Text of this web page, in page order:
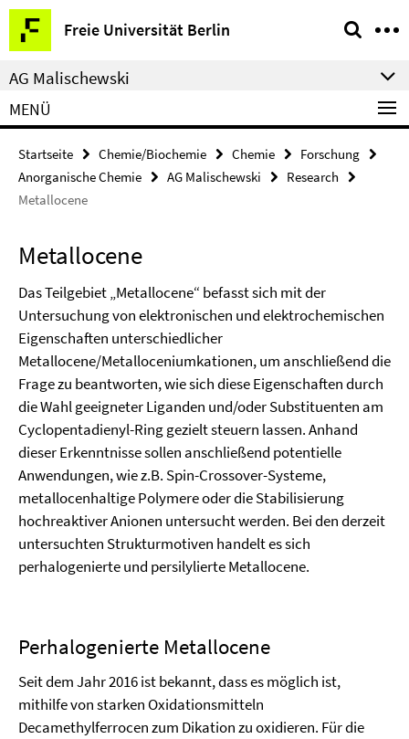
Springe
direkt
zu
Inhalt
Freie Universität Berlin
Service-
Navigation
AG Malischewski
MENÜ
Startseite Chemie/Biochemie Chemie
Forschung
Anorganische Chemie
AG Malischewski
Research
Metallocene
Metallocene
Das Teilgebiet „Metallocene“ befasst sich mit der
Untersuchung von elektronischen und elektrochemischen
Eigenschaften unterschiedlicher
Metallocene/Metalloceniumkationen, um anschließend die
Frage zu beantworten, wie sich diese Eigenschaften durch
die Wahl geeigneter Liganden und/oder Substituenten am
Cyclopentadienyl-Ring gezielt steuern lassen. Anhand
dieser Erkenntnisse sollen anschließend potentielle
Anwendungen, wie z.B. Spin-Crossover-Systeme,
metallocenhaltige Polymere oder die Stabilisierung
hochreaktiver Anionen untersucht werden. Bei den derzeit
untersuchten Strukturmotiven handelt es sich
perhalogenierte und persilylierte Metallocene.
Perhalogenierte Metallocene
Seit dem Jahr 2016 ist bekannt, dass es möglich ist,
mithilfe von starken Oxidationsmitteln
Decamethylferrocen zum Dikation zu oxidieren. Für die